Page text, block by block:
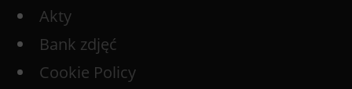
Akty
Bank zdjęć
Cookie Policy